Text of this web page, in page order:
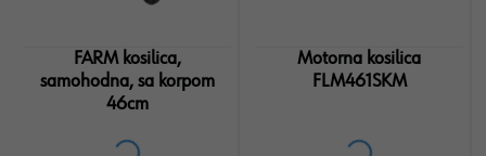
FARM kosilica,
samohodna, sa korpom
46cm
Motorna kosilica
FLM461SKM